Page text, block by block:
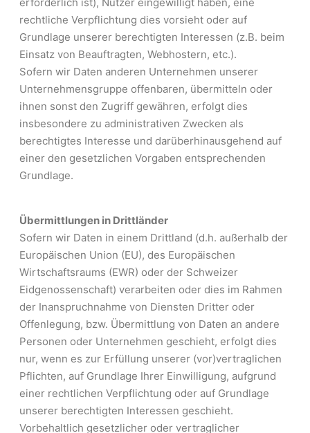
rechtliche Verpflichtung dies vorsieht oder auf
Grundlage unserer berechtigten Interessen (z.B. beim
Einsatz von Beauftragten, Webhostern, etc.).
Sofern wir Daten anderen Unternehmen unserer
Unternehmensgruppe offenbaren, übermitteln oder
ihnen sonst den Zugriff gewähren, erfolgt dies
insbesondere zu administrativen Zwecken als
berechtigtes Interesse und darüberhinausgehend auf
einer den gesetzlichen Vorgaben entsprechenden
Grundlage.
Übermittlungen in Drittländer
Sofern wir Daten in einem Drittland (d.h. außerhalb der
Europäischen Union (EU), des Europäischen
Wirtschaftsraums (EWR) oder der Schweizer
Eidgenossenschaft) verarbeiten oder dies im Rahmen
der Inanspruchnahme von Diensten Dritter oder
Offenlegung, bzw. Übermittlung von Daten an andere
Personen oder Unternehmen geschieht, erfolgt dies
nur, wenn es zur Erfüllung unserer (vor)vertraglichen
Pflichten, auf Grundlage Ihrer Einwilligung, aufgrund
einer rechtlichen Verpflichtung oder auf Grundlage
unserer berechtigten Interessen geschieht.
Vorbehaltlich gesetzlicher oder vertraglicher